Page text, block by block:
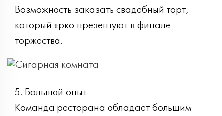
Возможность заказать свадебный торт,
который ярко презентуют в финале
торжества.
Большой опыт
Команда ресторана обладает большим